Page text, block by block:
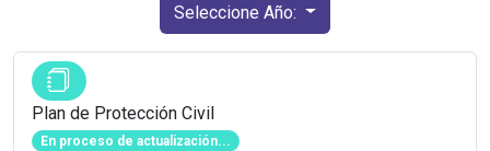
Seleccione Año:
Plan de Protección Civil
En proceso de actualización...